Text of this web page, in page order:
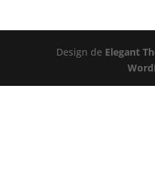
Design de Elegant